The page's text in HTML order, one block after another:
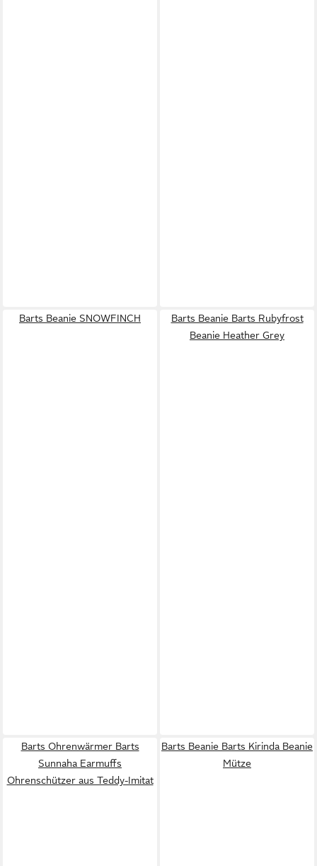
Barts Beanie SNOWFINCH
Barts Beanie Barts Rubyfrost
Beanie Heather Grey
Barts Ohrenwärmer Barts
Sunnaha Earmuffs
Ohrenschützer aus Teddy-Imitat
Barts Beanie Barts Kirinda Beanie
Mütze